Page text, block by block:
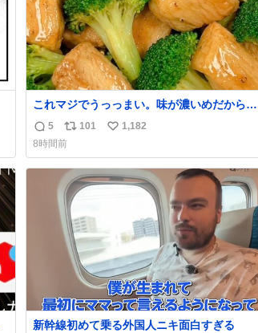
これマジでうっっまい。味が濃いめだから満
足感エグいし1週間で3キロ痩せた😭
返
信
数
5
リ
ポ
ス
ト
数
101
い
ね
数
1,182
8時間前
新幹線初めて乗る外国人ニキ面白すぎる